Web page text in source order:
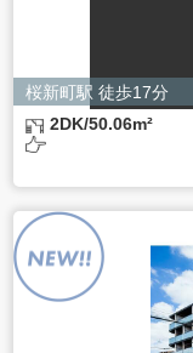
桜新町駅 徒歩17分
2DK/50.06m²